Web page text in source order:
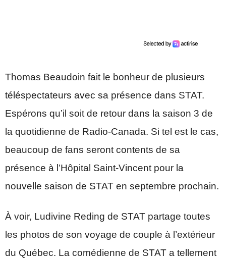
Thomas Beaudoin fait le bonheur de plusieurs
téléspectateurs avec sa présence dans STAT.
Espérons qu’il soit de retour dans la saison 3 de
la quotidienne de Radio-Canada. Si tel est le cas,
beaucoup de fans seront contents de sa
présence à l’Hôpital Saint-Vincent pour la
nouvelle saison de STAT en septembre prochain.
À voir, Ludivine Reding de STAT partage toutes
les photos de son voyage de couple à l’extérieur
du Québec. La comédienne de STAT a tellement